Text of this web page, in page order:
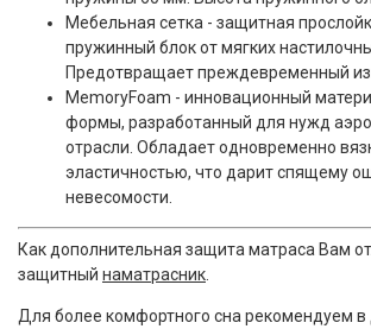
Мебельная сетка - защитная
пружинный блок от мягких
Предотвращает преждевременный
MemoryFoam - инновационный
формы, разработанный для нужд
отрасли. Обладает одновременно
эластичностью, что дарит спящему
невесомости.
Как дополнительная защита матраса Вам
защитный наматрасник
Для более комфортного сна рекомендуем в